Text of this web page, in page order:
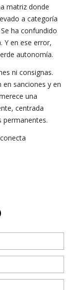
matriz donde
a categoría
ha confundido
Y en ese error,
autonomía.
ni consignas.
sanciones y en
una
centrada
permanentes.